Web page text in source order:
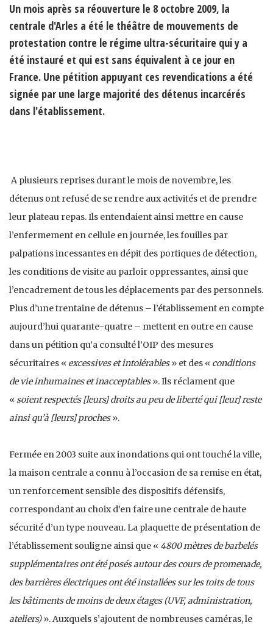
Un mois après sa réouverture le 8 octobre 2009, la
centrale d'Arles a été le théâtre de mouvements de
protestation contre le régime ultra-sécuritaire qui y a
été instauré et qui est sans équivalent à ce jour en
France. Une pétition appuyant ces revendications a été
signée par une large majorité des détenus incarcérés
dans l'établissement.
A plusieurs reprises durant le mois de novembre, les
détenus ont refusé de se rendre aux activités et de prendre
leur plateau repas. Ils entendaient ainsi mettre en cause
l’enfermement en cellule en journée, les fouilles par
palpations incessantes en dépit des portiques de détection,
les conditions de visite au parloir oppressantes, ainsi que
l’encadrement de tous les déplacements par des personnels.
Plus d’une trentaine de détenus – l’établissement en compte
aujourd’hui quarante-quatre – mettent en outre en cause
dans un pétition qu’a consulté l’OIP des mesures
sécuritaires « excessives et intolérables» et des « conditions
de vie inhumaines et inacceptables». Ils réclament que
« soient respectés [leurs] droits au peu de liberté qui [leur] reste
ainsi qu’à [leurs] proches».
Fermée en 2003 suite aux inondations qui ont touché la ville,
la maison centrale a connu à l’occasion de sa remise en état,
un renforcement sensible des dispositifs défensifs,
correspondant au choix d’en faire une centrale de haute
sécurité d’un type nouveau. La plaquette de présentation de
l’établissement souligne ainsi que « 4800 mètres de barbelés
supplémentaires ont été posés autour des cours de promenade,
des barrières électriques ont été installées sur les toits de tous
les bâtiments de moins de deux étages (UVF, administration,
ateliers)». Auxquels s’ajoutent de nombreuses caméras, le